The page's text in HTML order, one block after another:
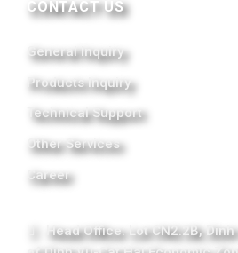
CONTACT US
General Inquiry
Products Inquiry
Technical Support
Other Services
Career
Head Office: Lot CN2.2B,